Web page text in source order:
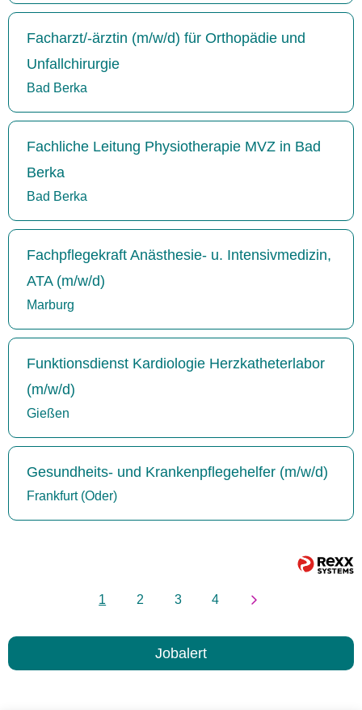
Facharzt/-ärztin (m/w/d) für Orthopädie und
Unfallchirurgie
Bad Berka
Fachliche Leitung Physiotherapie MVZ in Bad
Berka
Bad Berka
Fachpflegekraft Anästhesie- u. Intensivmedizin,
ATA (m/w/d)
Marburg
Funktionsdienst Kardiologie Herzkatheterlabor
(m/w/d)
Gießen
Gesundheits- und Krankenpflegehelfer (m/w/d)
Frankfurt (Oder)
1 2 3 4
Jobalert